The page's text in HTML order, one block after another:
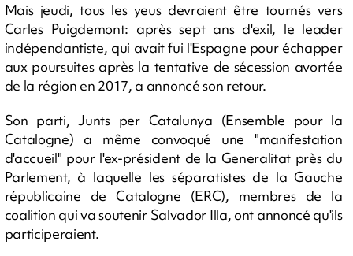
Mais jeudi, tous les yeus devraient être tournés vers
Carles Puigdemont: après sept ans d'exil, le leader
indépendantiste, qui avait fui l'Espagne pour échapper
aux poursuites après la tentative de sécession avortée
de la région en 2017, a annoncé son retour.
Son parti, Junts per Catalunya (Ensemble pour la
Catalogne) a même convoqué une "manifestation
d'accueil" pour l'ex-président de la Generalitat près du
Parlement, à laquelle les séparatistes de la Gauche
républicaine de Catalogne (ERC), membres de la
coalition qui va soutenir Salvador Illa, ont annoncé qu'ils
participeraient.